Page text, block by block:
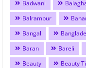
Badwani
Balrampur
Bangal
Baran
Bareli
Beauty
Beauty